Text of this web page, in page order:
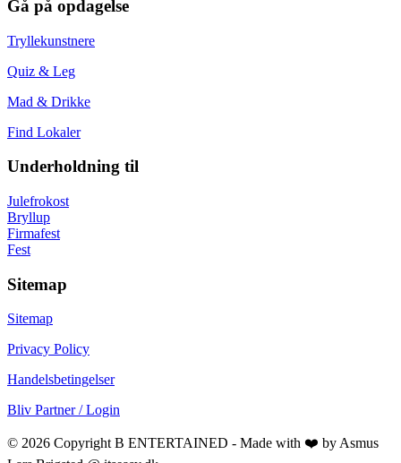
Gå på opdagelse
Tryllekunstnere
Quiz & Leg
Mad & Drikke
Find Lokaler
Underholdning til
Julefrokost
Bryllup
Firmafest
Fest
Sitemap
Sitemap
Privacy Policy
Handelsbetingelser
Bliv Partner / Login
© 2026 Copyright B ENTERTAINED - Made with ❤️ by Asmus